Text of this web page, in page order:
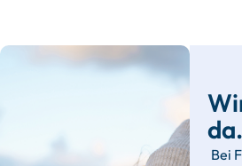
da.
Bei